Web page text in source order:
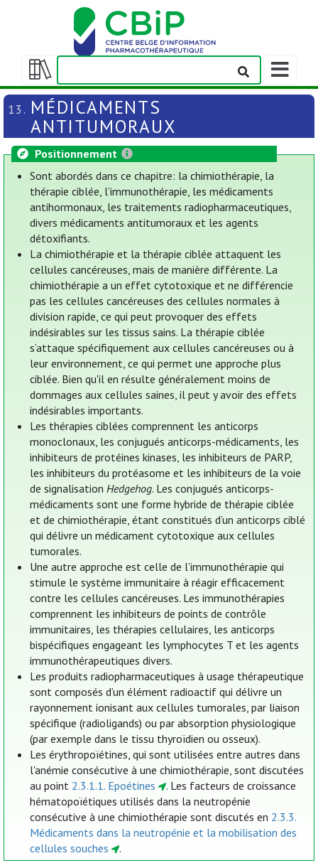
Afficher/masquer
la
table
des
matières
Afficher/
la
barre
13. MÉDICAMENTS
ANTITUMORAUX
Positionnement
Sont abordés dans ce chapitre: la chimiothérapie, la
thérapie ciblée, l’immunothérapie, les médicaments
antihormonaux, les traitements radiopharmaceutiques,
divers médicaments antitumoraux et les agents
détoxifiants.
La chimiothérapie et la thérapie ciblée attaquent les
cellules cancéreuses, mais de manière différente. La
chimiothérapie a un effet cytotoxique et ne différencie
pas les cellules cancéreuses des cellules normales à
division rapide, ce qui peut provoquer des effets
indésirables sur les tissus sains. La thérapie ciblée
s’attaque spécifiquement aux cellules cancéreuses ou à
leur environnement, ce qui permet une approche plus
ciblée. Bien qu'il en résulte généralement moins de
dommages aux cellules saines, il peut y avoir des effets
indésirables importants.
Les thérapies ciblées comprennent les anticorps
monoclonaux, les conjugués anticorps-médicaments, les
inhibiteurs de protéines kinases, les inhibiteurs de PARP,
les inhibiteurs du protéasome et les inhibiteurs de la voie
de signalisationHedgehog. Les conjugués anticorps-
médicaments sont une forme hybride de thérapie ciblée
et de chimiothérapie, étant constitués d’un anticorps ciblé
qui délivre un médicament cytotoxique aux cellules
tumorales.
Une autre approche est celle de l’immunothérapie qui
stimule le système immunitaire à réagir efficacement
contre les cellules cancéreuses. Les immunothérapies
comprennent les inhibiteurs de points de contrôle
immunitaires, les thérapies cellulaires, les anticorps
bispécifiques engageant les lymphocytes T et les agents
immunothérapeutiques divers.
Les produits radiopharmaceutiques à usage thérapeutique
sont composés d’un élément radioactif qui délivre un
rayonnement ionisant aux cellules tumorales, par liaison
spécifique (radioligands) ou par absorption physiologique
(par exemple dans le tissu thyroïdien ou osseux).
Les érythropoïétines, qui sont utilisées entre autres dans
l'anémie consécutive à une chimiothérapie, sont discutées
au point 2.3.1.1. Epoétines
. Les facteurs de croissance
hématopoïétiques utilisés dans la neutropénie
consécutive à une chimiothérapie sont discutés en 2.3.3.
Médicaments dans la neutropénie et la mobilisation des
cellules souches
.